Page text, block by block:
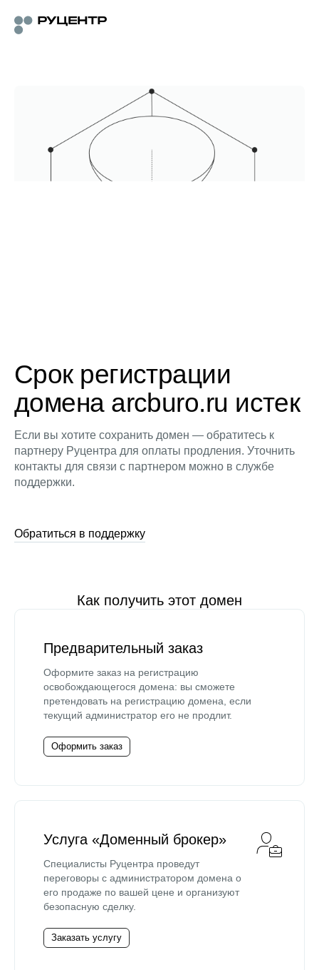
Срок регистрации
домена arcburo.ru истек
Если вы хотите сохранить домен — обратитесь к
партнеру Руцентра для оплаты продления. Уточнить
контакты для связи с партнером можно в службе
поддержки.
Обратиться в поддержку
Как получить этот домен
Предварительный заказ
Оформите заказ на регистрацию
освобождающегося домена: вы сможете
претендовать на регистрацию домена, если
текущий администратор его не продлит.
Оформить заказ
Услуга «Доменный брокер»
Специалисты Руцентра проведут
переговоры с администратором домена о
его продаже по вашей цене и организуют
безопасную сделку.
Заказать услугу